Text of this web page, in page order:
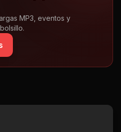
MP3, eventos y